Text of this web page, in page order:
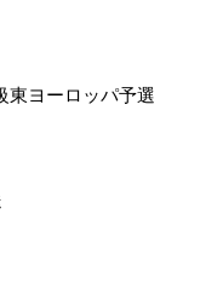
東ヨーロッパ予選